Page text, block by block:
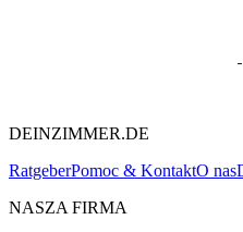
DEINZIMMER.DE
RatgeberPomoc & KontaktO nas
NASZA FIRMA